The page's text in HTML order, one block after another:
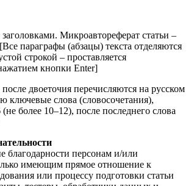
Микроавтореферат статьи –
параграфы (абзацы) текста отделяются
строкой – проставляется
кнопки Enter]
после двоеточия перечисляются на русском
ключевые слова (словосочетания),
более 10–12), после последнего слова
благодарности персонам и/или
имеющим прямое отношение к
или процессу подготовки статьи